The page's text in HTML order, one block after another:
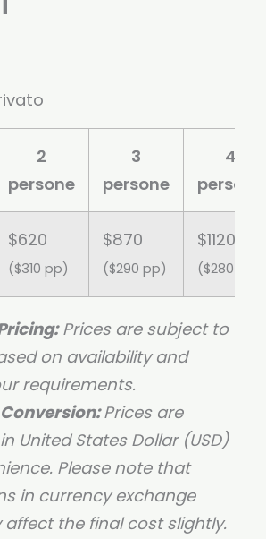
2
persone
3
persone
4
persone
$620
($310 pp)
$870
($290 pp)
$1120
($280 pp)
Prices are subject to
on availability and
requirements.
Prices are
United States Dollar (USD)
Please note that
in currency exchange
the final cost slightly.